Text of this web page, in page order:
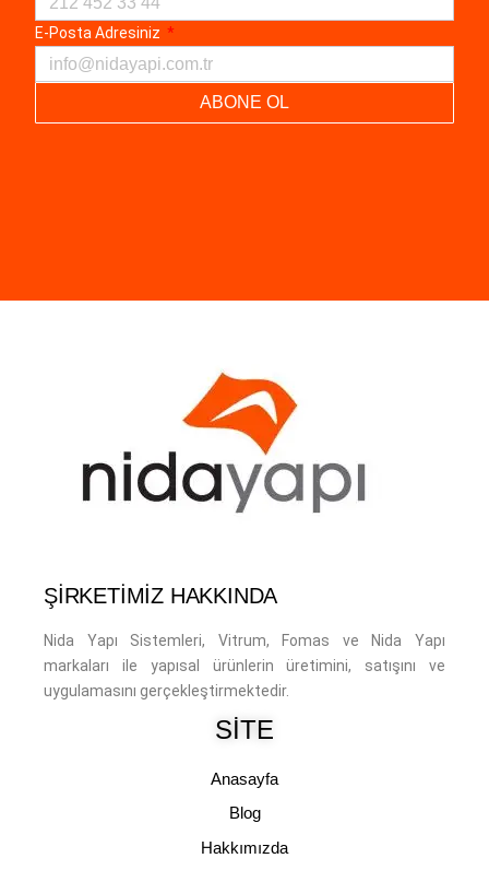
E-Posta Adresiniz
ABONE OL
ŞİRKETİMİZ HAKKINDA
Nida Yapı Sistemleri, Vitrum, Fomas ve Nida Yapı
markaları ile yapısal ürünlerin üretimini, satışını ve
uygulamasını gerçekleştirmektedir.
SITE
Anasayfa
Blog
Hakkımızda